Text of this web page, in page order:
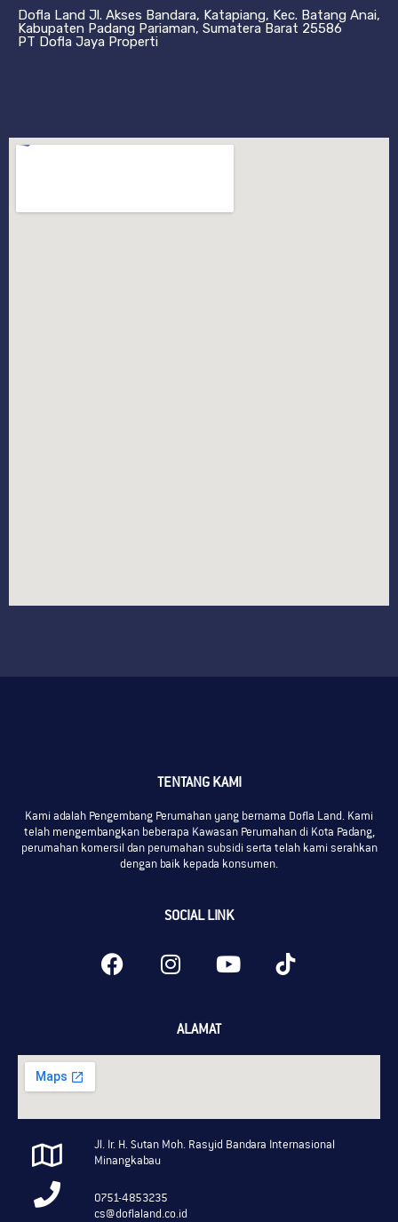
Dofla Land Jl. Akses Bandara, Katapiang, Kec. Batang Anai,
Kabupaten Padang Pariaman, Sumatera Barat 25586
PT Dofla Jaya Properti
TENTANG KAMI
Kami adalah Pengembang Perumahan yang bernama Dofla Land. Kami
telah mengembangkan beberapa Kawasan Perumahan di Kota Padang,
perumahan komersil dan perumahan subsidi serta telah kami serahkan
dengan baik kepada konsumen.
SOCIAL LINK
ALAMAT
Jl. Ir. H. Sutan Moh. Rasyid Bandara Internasional
Minangkabau
0751-4853235
cs@doflaland.co.id